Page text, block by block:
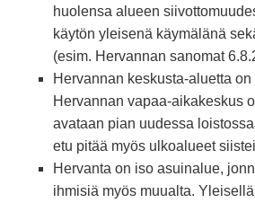
huolensa alueen
käytön yleisenä käymälänä
(esim. Hervannan sanomat
Hervannan keskusta-aluetta
Hervannan vapaa-aikakeskus
avataan pian uudessa
etu pitää myös ulkoalueet
Hervanta on iso asuinalue,
ihmisiä myös muualta.